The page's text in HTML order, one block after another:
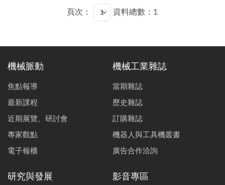
分析方法進行系統性說明，涵蓋製程優化、掃描策略與智
慧監控等關鍵技術，以提供高效、精準且可持續的製造解
頁次： 資料總數：1
機械脈動
焦點報導
最新課程
近期展覽、研討會
專家觀點
電子報櫃
機械工業雜誌
當期雜誌
歷史雜誌
訂購雜誌
機器人與工具機叢書
廣告合作洽詢
研究與發展 影音專區